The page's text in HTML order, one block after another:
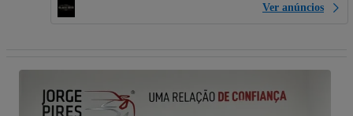
Ver anúncios